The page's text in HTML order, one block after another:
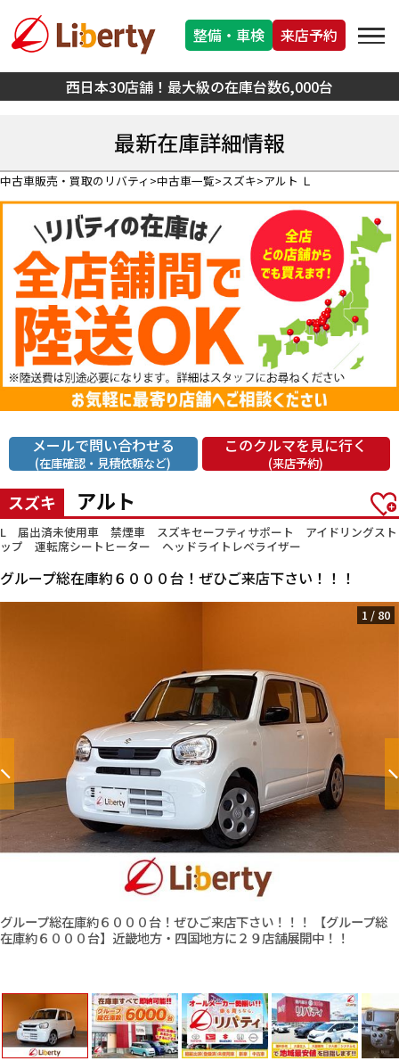
西日本30店舗！最大級の在庫台数6,000台
整備・車検 来店予約
最新在庫詳細情報
中古車販売・買取のリバティ 中古車一覧 スズキ アルト Ｌ
メールで問い合わせる
(在庫確認・見積依頼など)
このクルマを見に行く
(来店予約)
スズキ アルト
L 届出済未使用車 禁煙車 スズキセーフティサポート アイドリングスト
ップ 運転席シートヒーター ヘッドライトレベライザー
グループ総在庫約６０００台！ぜひご来店下さい！！！
グループ総在庫約６０００台！ぜひご来店下さい！！！ 【グループ総
在庫約６０００台】近畿地方・四国地方に２９店舗展開中！！
1 / 80